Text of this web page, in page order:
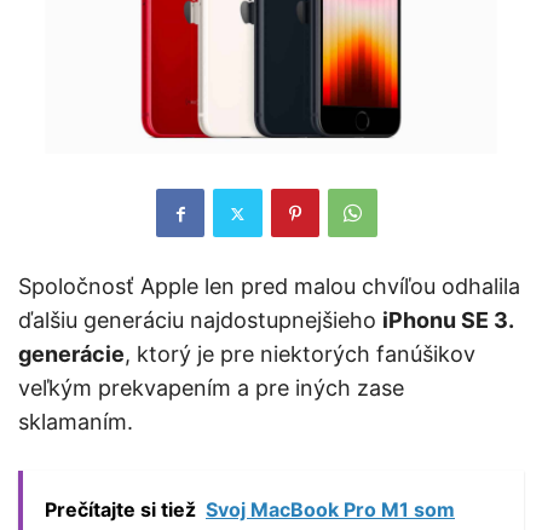
Spoločnosť Apple len pred malou chvíľou odhalila
ďalšiu generáciu najdostupnejšieho iPhonu SE 3.
generácie, ktorý je pre niektorých fanúšikov
veľkým prekvapením a pre iných zase
sklamaním.
Prečítajte si tiež Svoj MacBook Pro M1 som